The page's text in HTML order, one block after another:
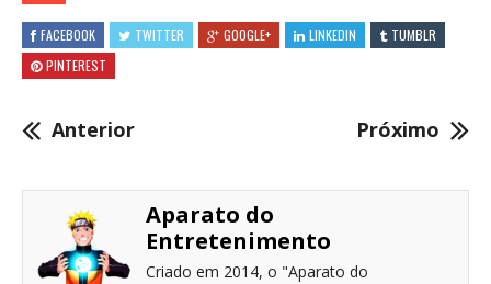
FACEBOOK TWITTER GOOGLE+ LINKEDIN
TUMBLR
PINTEREST
Anterior Próximo
Aparato do
Entretenimento
Criado em 2014, o "Aparato do